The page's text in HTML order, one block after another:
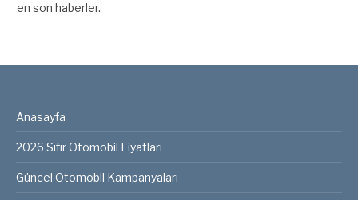
en son haberler.
Anasayfa
2026 Sıfır Otomobil Fiyatları
Güncel Otomobil Kampanyaları